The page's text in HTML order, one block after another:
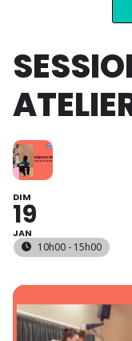
DIM
19
JAN
10h00 - 15h00